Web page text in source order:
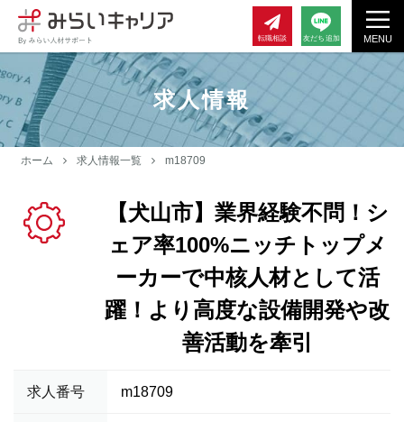
MENU
転職相談 友だち追加
求人情報
ホーム 求人情報一覧 m18709
【犬山市】業界経験不問！シ
ェア率100%ニッチトップメ
ーカーで中核人材として活
躍！より高度な設備開発や改
善活動を牽引
求人番号 m18709